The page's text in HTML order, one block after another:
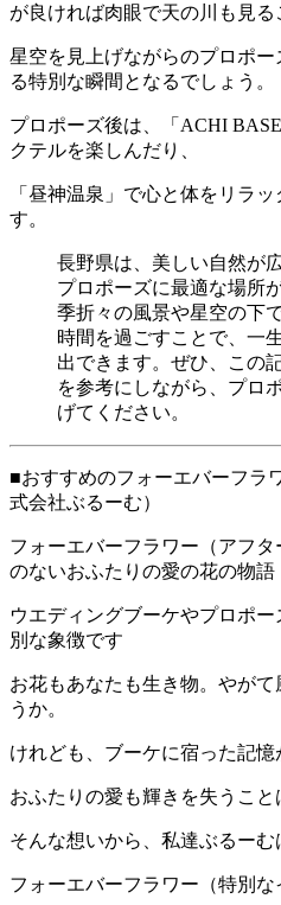
が良ければ肉眼で天の川も見る
星空を見上げながらのプロポ
る特別な瞬間となるでしょう。
プロポーズ後は、「ACHI
クテルを楽しんだり、
「昼神温泉」で心と体をリラ
す。
長野県は、美しい自然が
プロポーズに最適な場所
季折々の風景や星空の下
時間を過ごすことで、一
出できます。ぜひ、この
を参考にしながら、プロ
げてください。
■おすすめのフォーエバーフラ
式会社ぶるーむ）
フォーエバーフラワー（アフ
のないおふたりの愛の花の物語
ウエディングブーケやプロポ
別な象徴です
お花もあなたも生き物。やが
うか。
けれども、ブーケに宿った記憶
おふたりの愛も輝きを失うこと
そんな想いから、私達ぶるーむ
フォーエバーフラワー（特別な